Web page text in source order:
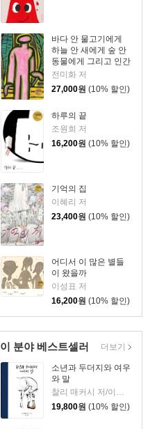
바다 안 물고기에게
하늘 안 새에게 숲 안
동물에게 그리고 인간
에게
전미화 저
27,000원 (10% 할인)
하루의 끝
조원희 저
16,200원 (10% 할인)
기억의 집
이혜리 저
23,400원 (10% 할인)
어디서 이 많은 별들
이 왔을까
이성표 저
16,200원 (10% 할인)
이 분야 베스트셀러
소년과 두더지와 여우
와 말
찰리 매커시 저/이진경 역
19,800원 (10% 할인)
더보기